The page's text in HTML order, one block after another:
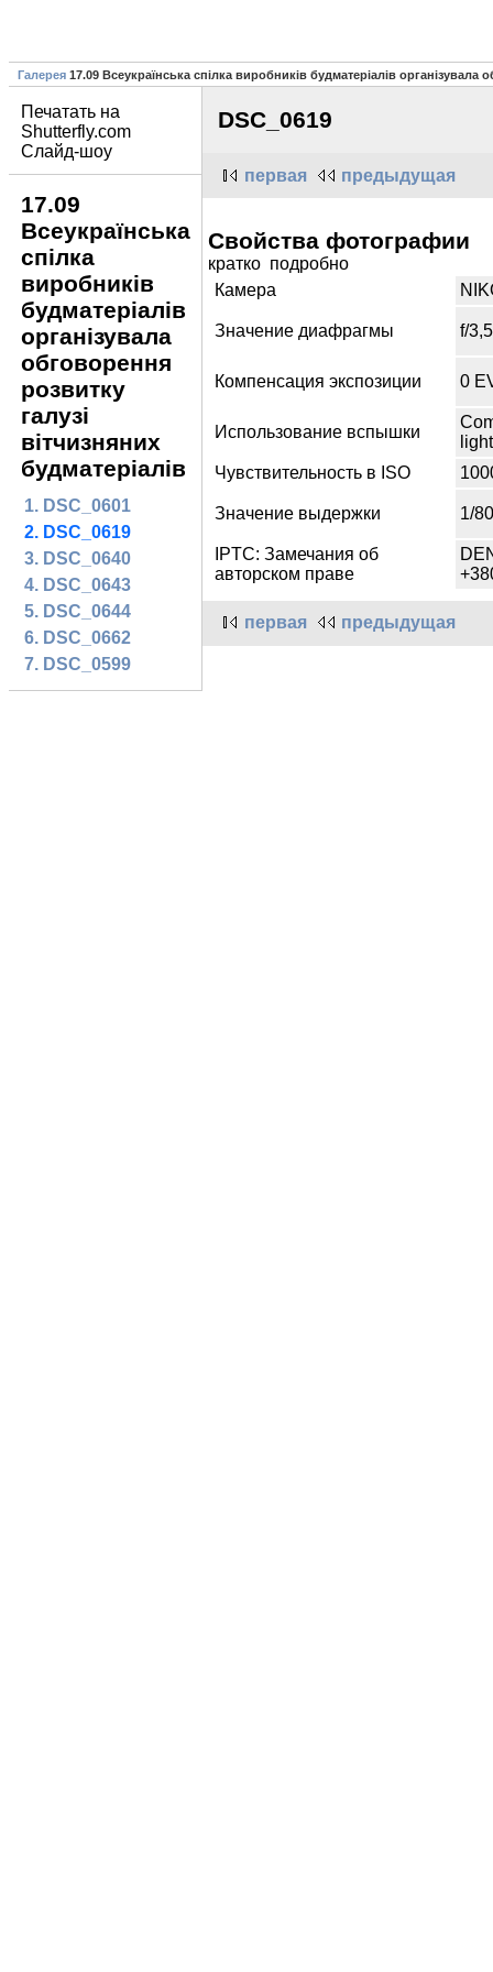
Галерея 17.09 Всеукраїнська спілка виробників будматеріалів організувала
Печатать на
Shutterfly.com
Слайд-шоу
17.09
Всеукраїнська
спілка
виробників
будматеріалів
організувала
обговорення
розвитку
галузі
вітчизняних
будматеріалів
1. DSC_0601
2. DSC_0619
3. DSC_0640
4. DSC_0643
5. DSC_0644
6. DSC_0662
7. DSC_0599
DSC_0619
первая предыдущая
Свойства фотографии
кратко подробно
Камера
Значение диафрагмы f/3,5
Компенсация экспозиции 0
Использование вспышки
Чувствительность в ISO
Значение выдержки 1/
IPTC: Замечания об
авторском праве
первая предыдущая